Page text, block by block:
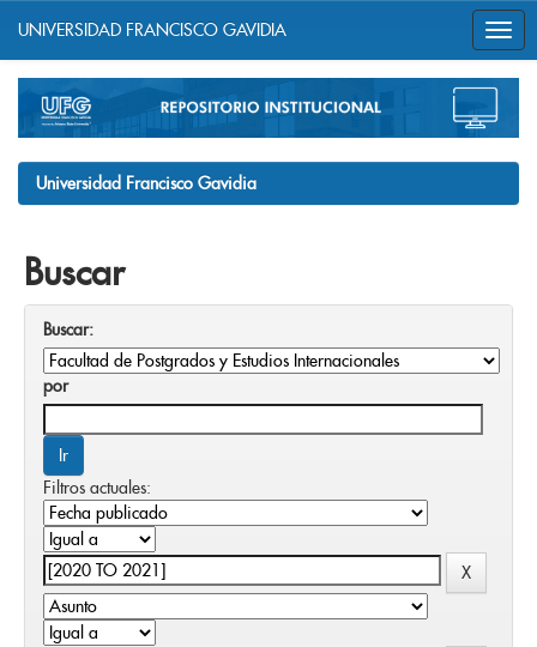
navigation
UNIVERSIDAD FRANCISCO GAVIDIA
Universidad Francisco Gavidia
Buscar
Buscar:
por
Filtros actuales: